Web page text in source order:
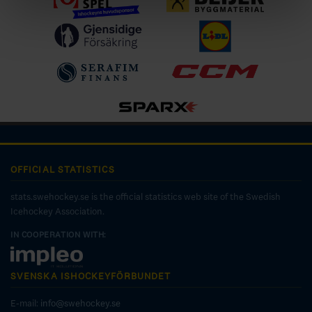
OFFICIAL STATISTICS
stats.swehockey.se is the official statistics web site of the Swedish
Icehockey Association.
IN COOPERATION WITH:
SVENSKA ISHOCKEYFÖRBUNDET
E-mail: info@swehockey.se